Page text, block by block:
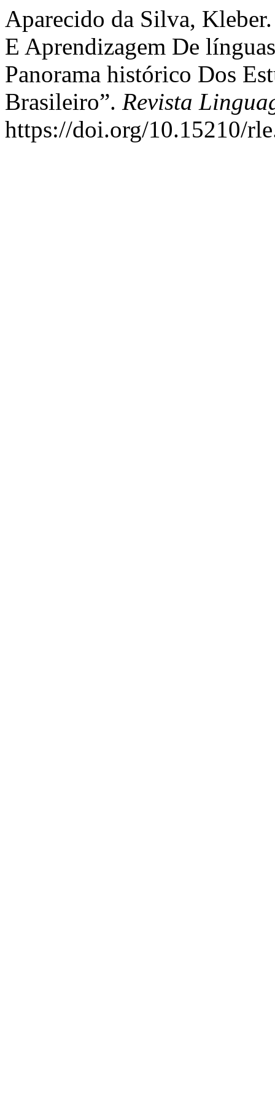
Aparecido da Silva,
E Aprendizagem De
Panorama histórico Dos
Brasileiro”. Revista
https://doi.org/10.15210/